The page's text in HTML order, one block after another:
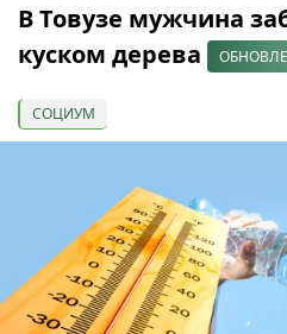
В Товузе мужчина
куском дерева
СОЦИУМ